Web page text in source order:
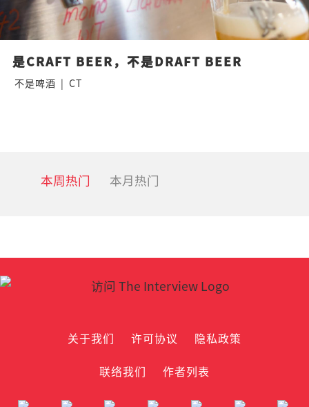
是CRAFT BEER，不是DRAFT BEER
不是啤酒 | CT
本周热门 本月热门
关于我们 许可协议
隐私政策
联络我们
作者列表